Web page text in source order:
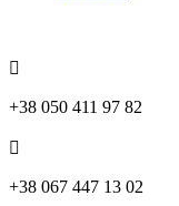
+38 050 411 97 82
+38 067 447 13 02